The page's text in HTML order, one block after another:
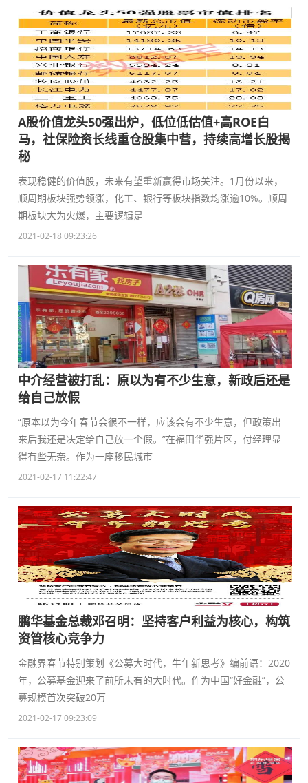
A股价值龙头50强出炉，低位低估值+高ROE白
马，社保险资长线重仓股集中营，持续高增长股揭
秘
表现稳健的价值股，未来有望重新赢得市场关注。1月份以来，
顺周期板块强势领涨，化工、银行等板块指数均涨逾10%。顺周
期板块大为火爆，主要逻辑是
2021-02-18 09:23:26
中介经营被打乱：原以为有不少生意，新政后还是
给自己放假
“原本以为今年春节会很不一样，应该会有不少生意，但政策出
来后我还是决定给自己放一个假。”在福田华强片区，付经理显
得有些无奈。作为一座移民城市
2021-02-17 11:22:47
鹏华基金总裁邓召明：坚持客户利益为核心，构筑
资管核心竞争力
金融界春节特别策划《公募大时代，牛年新思考》编前语：2020
年，公募基金迎来了前所未有的大时代。作为中国“好金融”，公
募规模首次突破20万
2021-02-17 09:23:09